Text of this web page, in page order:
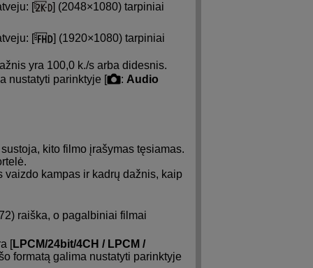
[
] (2048×1080) tarpiniai
[
] (1920×1080) tarpiniai
yra 100,0 k./s arba didesnis.
nustatyti parinktyje [
: Audio
kito filmo įrašymas tęsiamas.
vaizdo kampas ir kadrų dažnis, kaip
raiška, o pagalbiniai filmai
[LPCM/24bit/4CH / LPCM /
formatą galima nustatyti parinktyje